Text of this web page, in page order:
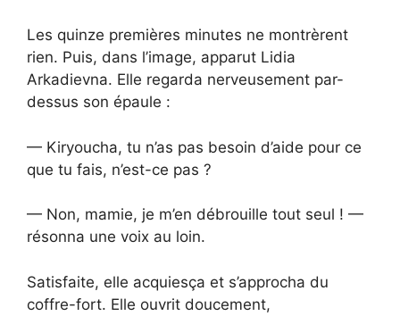
Les quinze premières minutes ne montrèrent
rien. Puis, dans l’image, apparut Lidia
Arkadievna. Elle regarda nerveusement par-
dessus son épaule :
— Kiryoucha, tu n’as pas besoin d’aide pour ce
que tu fais, n’est-ce pas ?
— Non, mamie, je m’en débrouille tout seul ! —
résonna une voix au loin.
Satisfaite, elle acquiesça et s’approcha du
coffre-fort. Elle ouvrit doucement,